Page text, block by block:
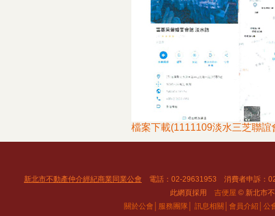
檔案下載(1111109淡水三芝聯誼
新北市不動產仲介經紀商業同業公會 電話：02-29631953 消費者申訴：
此網頁採用 吉便屋 © 新北市
關於公會│ 服務團隊│ 訊息相關│ 會員介紹│ 公